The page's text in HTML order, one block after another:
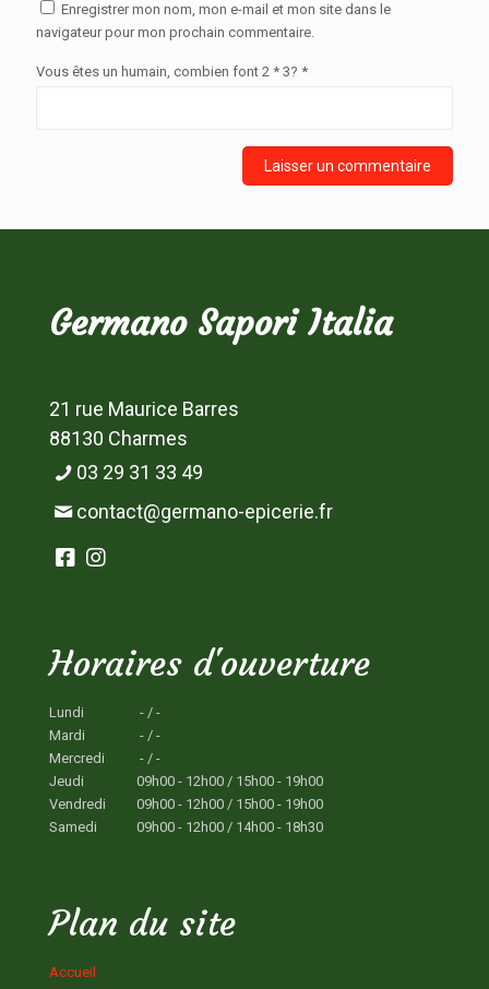
Enregistrer mon nom, mon e-mail et mon site dans le
navigateur pour mon prochain commentaire.
Vous êtes un humain, combien font 2 * 3? *
Germano Sapori Italia
21 rue Maurice Barres
88130 Charmes
03 29 31 33 49
contact@germano-epicerie.fr
Horaires d'ouverture
Lundi
- / -
Mardi
- / -
Mercredi
- / -
Jeudi
09h00 - 12h00 / 15h00 - 19h00
Vendredi
09h00 - 12h00 / 15h00 - 19h00
Samedi
09h00 - 12h00 / 14h00 - 18h30
Plan du site
Accueil